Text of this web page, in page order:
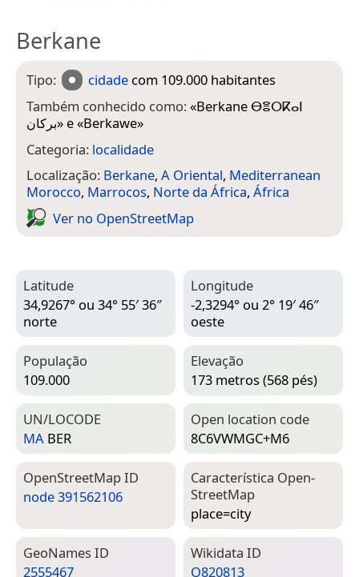
Berkane
Tipo: cidade com 109.000 habitantes
Também conhecido como:«Berkane ⴱⴻⵔⴽⴰⵏ
بركان» e «Berkawe»
Categoria: localidade
Localização: Berkane, A Oriental, Mediterranean
Morocco, Marrocos, Norte da África, África
Ver no Open­Street­Map
Latitude
34,9267° ou 34° 55′ 36″
norte
Longitude
-2,3294° ou 2° 19′ 46″
oeste
População
109.000
Elevação
173 metros (568 pés)
UN/LOCODE
MA BER
Open location code
8C6VWMGC+M6
Open­Street­Map ID
node 391562106
Característica Open­
Street­Map
place=­city
Geo­Names ID
2555467
Wiki­data ID
Q820813